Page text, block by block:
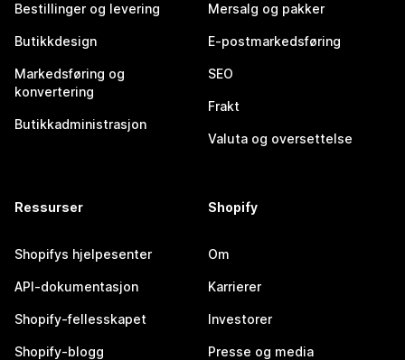
Bestillinger og levering
Butikkdesign
Markedsføring og
konvertering
Butikkadministrasjon
Mersalg og pakker
E-postmarkedsføring
SEO
Frakt
Valuta og oversettelse
Ressurser
Shopifys hjelpesenter
API-dokumentasjon
Shopify-fellesskapet
Shopify-blogg
Shopify
Om
Karrierer
Investorer
Presse og media